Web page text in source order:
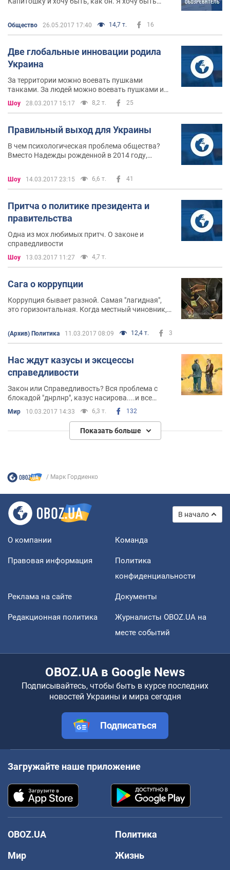
жрать, а хочу просто плыть по волнам,
любоваться на солнце и море, стихи сочинять и
песенки петь
Общество 26.05.2017 17:40 14,7 т. 16
Две глобальные инновации родила
Украина
За территории можно воевать пушками
танками. За людей можно воевать пушками и
танками. За идеи можно воевать пушками и
танками. За мир можно воевать пушками и
Шоу 28.03.2017 15:17 8,2 т. 25
Правильный выход для Украины
В чем психологическая проблема общества?
Вместо Надежды рожденной в 2014 году,
стратегически популярные реформы мы
получили олигархический сговор, реванш
корупционной элиты
Шоу 14.03.2017 23:15 6,6 т. 41
Притча о политике президента и
правительства
Одна из мох любимых притч. О законе и
справедливости
Шоу 13.03.2017 11:27 4,7 т.
Сага о коррупции
Коррупция бывает разной. Самая "лагидная",
это горизонтальная. Когда местный чиновник,
(Архив) Политика 11.03.2017 08:09 12,4 т. 3
Нас ждут казусы и эксцессы
справедливости
Закон или Справедливость? Вся проблема с
блокадой "днрлнр", казус насирова....и все
будущие проблемы 2017 года, которые нас
ожидают вырастают из одной диллемы: народ
видит вопиющий разрыв между законом и
Мир 10.03.2017 14:33 6,3 т. 132
Показать больше
Марк Гордиенко
В начало
О компании Команда
Правовая информация
Политика
конфиденциальности
Реклама на сайте Документы
Редакционная политика
Журналисты OBOZ.UA на
месте событий
OBOZ.UA в Google News
Подписывайтесь, чтобы быть в курсе последних
новостей Украины и мира сегодня
Подписаться
Загружайте наше приложение
OBOZ.UA
Политика
Мир
Жизнь